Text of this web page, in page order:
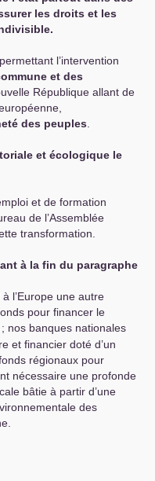
les droits et les
l’intervention
et des
République allant de
des peuples
et écologique le
et de formation
de l’Assemblée
transformation.
à la fin du paragraphe
l’Europe une autre
pour financer le
; nos banques nationales
et financier doté d’un
régionaux pour
nécessaire une profonde
bâtie à partir d’une
des